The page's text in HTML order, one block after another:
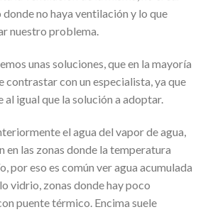
no haya ventilación y lo que
nuestro problema.
unas soluciones, que en la mayoría
contrastar con un especialista, ya que
al igual que la solución a adoptar.
el agua del vapor de agua,
en las zonas donde la temperatura
por eso es común ver agua acumulada
vidrio, zonas donde hay poco
puente térmico. Encima suele